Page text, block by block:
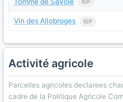
IGP
Vin des Allobroges IGP
Activité agricole
Parcelles agricoles declarees
cadre de la Politique Agricole